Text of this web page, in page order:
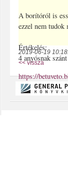
A borítóról is
ezzel nem tudok
Értékelés:
4 anyósnak
https://
2019-06-19
<< vissza